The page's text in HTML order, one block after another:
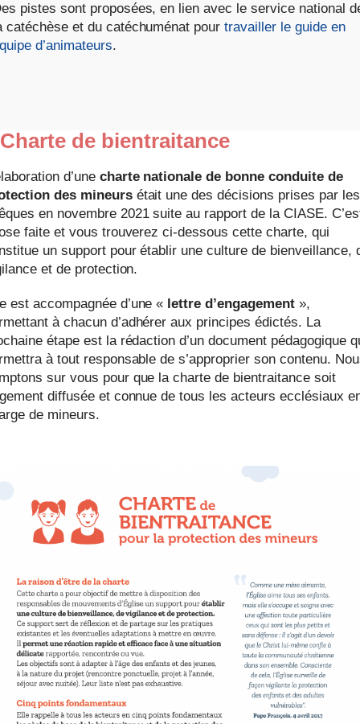
pistes sont proposées, en lien avec le service national
catéchèse et du catéchuménat pourtravailler le guide en
d’animateurs.
de bientraitance
d’une charte nationale de bonne conduite de
des mineursétait une des décisions prises par les
en novembre 2021 suite au rapport de la CIASE.
faite et vous trouverez ci-dessous cette charte, qui
un support pour établir une culture de bienveillance,
et de protection.
est accompagnée d’une « lettre d’engagement »,
à chacun d’adhérer aux principes édictés. La
étape est la rédaction d’un document pédagogique
à tout responsable de s’approprier son contenu.
sur vous pour que la charte de bientraitance soit
diffusée et connue de tous les acteurs ecclésiaux
de mineurs.